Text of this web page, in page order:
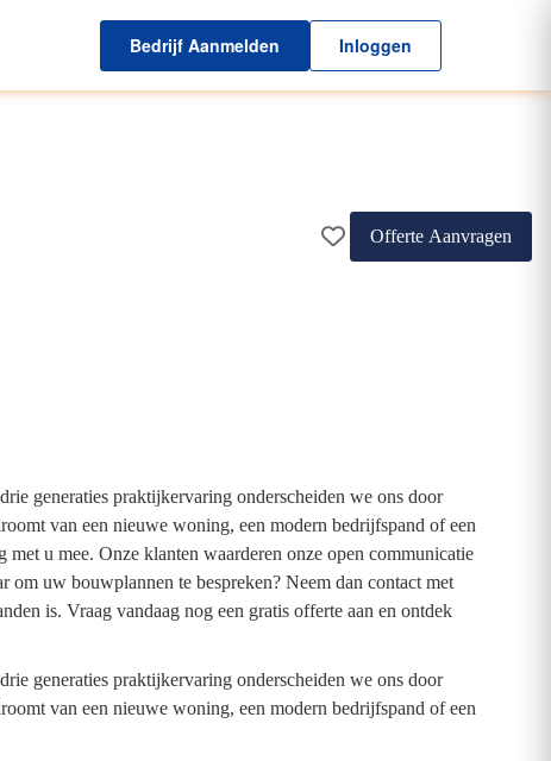
Bedrijf Aanmelden Inloggen
Offerte Aanvragen
generaties praktijkervaring onderscheiden we ons door
van een nieuwe woning, een modern bedrijfspand of een
u mee. Onze klanten waarderen onze open communicatie
uw bouwplannen te bespreken? Neem dan contact met
is. Vraag vandaag nog een gratis offerte aan en ontdek
generaties praktijkervaring onderscheiden we ons door
van een nieuwe woning, een modern bedrijfspand of een